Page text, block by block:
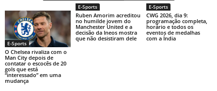
E-Sports
O Chelsea rivaliza com o
Man City depois de
contatar o escocês de 20
gols que está
“interessado” em uma
mudança
E-Sports
Ruben Amorim acreditou
no humilde jovem do
Manchester United e a
decisão da Ineos mostra
que não desistiram dele
E-Sports
CWG 2026, dia 9:
programação completa,
horário e todos os
eventos de medalhas
com a Índia